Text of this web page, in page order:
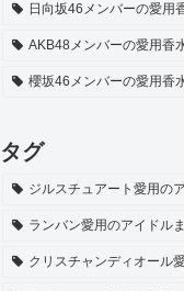
日向坂46メンバーの愛用
AKB48メンバーの愛用香
櫻坂46メンバーの愛用香
タグ
ジルスチュアート愛用の
ランバン愛用のアイドル
クリスチャンディオール